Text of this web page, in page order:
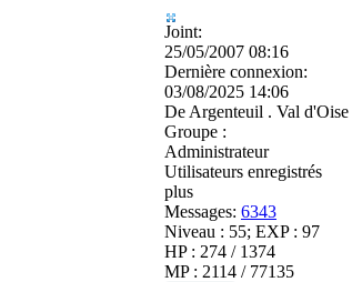
Joint:
25/05/2007 08:16
Dernière connexion:
03/08/2025 14:06
De Argenteuil . Val d'Oise
Groupe :
Administrateur
Utilisateurs enregistrés
plus
Messages: 6343
Niveau : 55; EXP : 97
HP : 274 / 1374
MP : 2114 / 77135